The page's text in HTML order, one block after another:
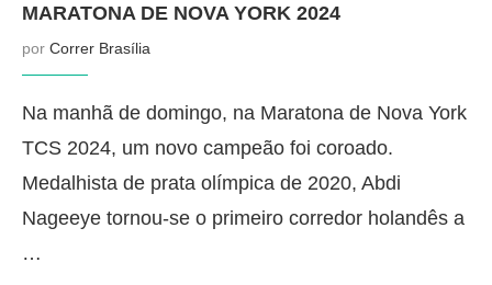
MARATONA DE NOVA YORK 2024
por Correr Brasília
Na manhã de domingo, na Maratona de Nova York
TCS 2024, um novo campeão foi coroado.
Medalhista de prata olímpica de 2020, Abdi
Nageeye tornou-se o primeiro corredor holandês a
…